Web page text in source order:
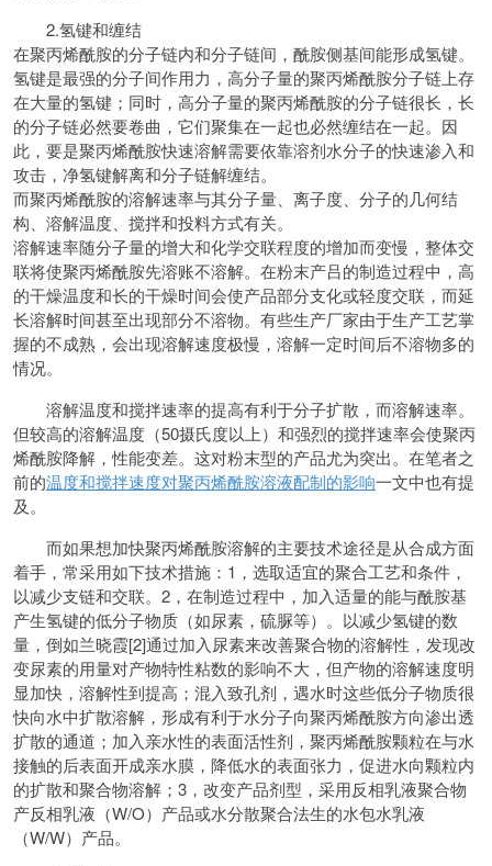
2.氢键和缠结
在聚丙烯酰胺的分子链内和分子链间，酰胺侧基间能形成氢键。
氢键是最强的分子间作用力，高分子量的聚丙烯酰胺分子链上存
在大量的氢键；同时，高分子量的聚丙烯酰胺的分子链很长，长
的分子链必然要卷曲，它们聚集在一起也必然缠结在一起。因
此，要是聚丙烯酰胺快速溶解需要依靠溶剂水分子的快速渗入和
攻击，净氢键解离和分子链解缠结。
而聚丙烯酰胺的溶解速率与其分子量、离子度、分子的几何结
构、溶解温度、搅拌和投料方式有关。
溶解速率随分子量的增大和化学交联程度的增加而变慢，整体交
联将使聚丙烯酰胺先溶账不溶解。在粉末产吕的制造过程中，高
的干燥温度和长的干燥时间会使产品部分支化或轻度交联，而延
长溶解时间甚至出现部分不溶物。有些生产厂家由于生产工艺掌
握的不成熟，会出现溶解速度极慢，溶解一定时间后不溶物多的
情况。
溶解温度和搅拌速率的提高有利于分子扩散，而溶解速率。
但较高的溶解温度（50摄氏度以上）和强烈的搅拌速率会使聚丙
烯酰胺降解，性能变差。这对粉末型的产品尤为突出。在笔者之
前的温度和搅拌速度对聚丙烯酰胺溶液配制的影响一文中也有提
及。
而如果想加快聚丙烯酰胺溶解的主要技术途径是从合成方面
着手，常采用如下技术措施：1，选取适宜的聚合工艺和条件，
以减少支链和交联。2，在制造过程中，加入适量的能与酰胺基
产生氢键的低分子物质（如尿素，硫脲等）。以减少氢键的数
量，倒如兰晓霞[2]通过加入尿素来改善聚合物的溶解性，发现改
变尿素的用量对产物特性粘数的影响不大，但产物的溶解速度明
显加快，溶解性到提高；混入致孔剂，遇水时这些低分子物质很
快向水中扩散溶解，形成有利于水分子向聚丙烯酰胺方向渗出透
扩散的通道；加入亲水性的表面活性剂，聚丙烯酰胺颗粒在与水
接触的后表面开成亲水膜，降低水的表面张力，促进水向颗粒内
的扩散和聚合物溶解；3，改变产品剂型，采用反相乳液聚合物
产反相乳液（W/O）产品或水分散聚合法生的水包水乳液
（W/W）产品。